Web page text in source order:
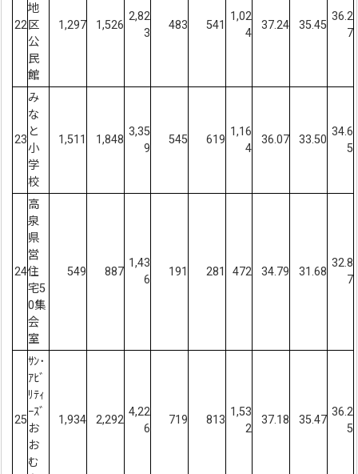
22
地
区
公
民
館
1,297 1,526
2,82
3
483 541
1,02
4
37.24 35.45
36.2
7
23
み
な
と
小
学
校
1,511 1,848
3,35
9
545 619
1,16
4
36.07 33.50
34.6
5
24
高
泉
県
営
住
宅5
0集
会
室
549 887
1,43
6
191 281 472 34.79 31.68
32.8
7
25
ｻﾝ･
ｱﾋﾞ
ﾘﾃｨ
ｰｽﾞ
お
お
む
1,934 2,292
4,22
6
719 813
1,53
2
37.18 35.47
36.2
5